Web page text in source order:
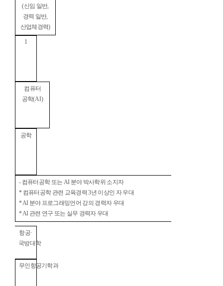
(신임 일반,
경력 일반,
산업체경력)
1
컴퓨터
공학(AI)
공학
- 컴퓨터공학 또는 AI 분야 박사학위 소지자
* 컴퓨터공학 관련 교육경력3년 이상인 자 우대
* AI 분야 프로그래밍언어 강의 경력자 우대
* AI 관련 연구 또는 실무 경력자 우대
항공·
국방대학
무인항공기학과